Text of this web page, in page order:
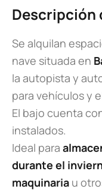
Descripción
Se alquilan
nave situada en
la autopista y
para vehículos y
El bajo cuenta
instalados.
Ideal para
durante el
maquinaria u